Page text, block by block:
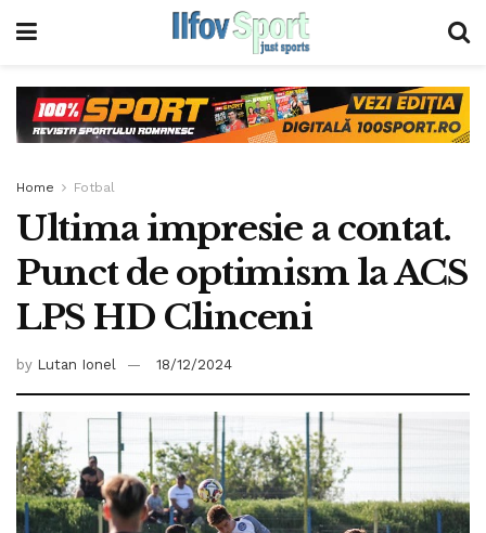
Home Fotbal
Ultima impresie a contat.
Punct de optimism la ACS
LPS HD Clinceni
by Lutan Ionel 18/12/2024